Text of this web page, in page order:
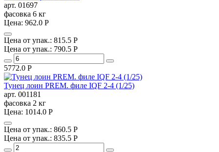
арт. 01697
фасовка 6 кг
Цена: 962.0 P
Цена от упак.: 815.5 P
Цена от упак.: 790.5 P
5772.0 Р
Тунец лоин PREM. филе IQF 2-4 (1/25)
арт. 001181
фасовка 2 кг
Цена: 1014.0 P
Цена от упак.: 860.5 P
Цена от упак.: 835.5 P